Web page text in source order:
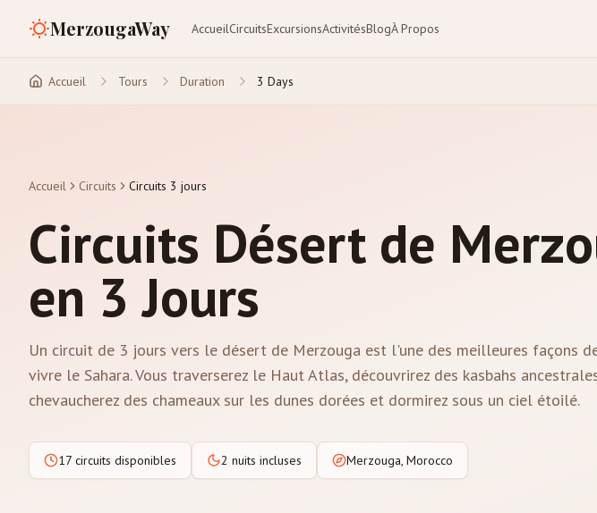
MerzougaWay AccueilCircuitsExcursionsActivitésBlogÀ Propos
Accueil Tours Duration 3 Days
Accueil Circuits Circuits 3 jours
Circuits Désert de
en 3 Jours
Un circuit de 3 jours vers le désert de Merzouga est l'une des meilleures façons
vivre le Sahara. Vous traverserez le Haut Atlas, découvrirez des kasbahs
chevaucherez des chameaux sur les dunes dorées et dormirez sous un ciel étoilé.
17 circuits disponibles 2 nuits incluses Merzouga, Morocco